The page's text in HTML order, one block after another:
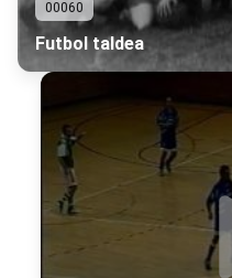
00060
Futbol taldea